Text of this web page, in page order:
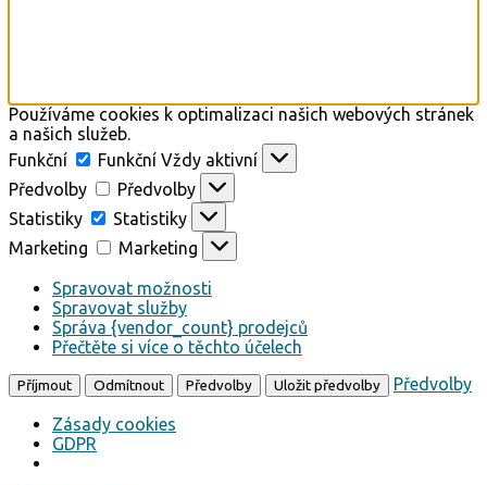
Používáme cookies k optimalizaci našich webových stránek
a našich služeb.
Funkční
Funkční Vždy aktivní
Předvolby
Předvolby
Statistiky
Statistiky
Marketing
Marketing
Spravovat možnosti
Spravovat služby
Správa {vendor_count} prodejců
Přečtěte si více o těchto účelech
Příjmout Odmítnout Předvolby Uložit předvolby Předvolby
Zásady cookies
GDPR